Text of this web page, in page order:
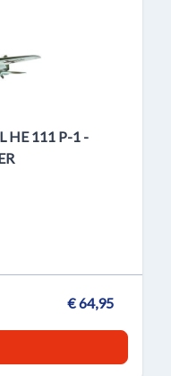
HE 111 P-1 -
€ 64,95